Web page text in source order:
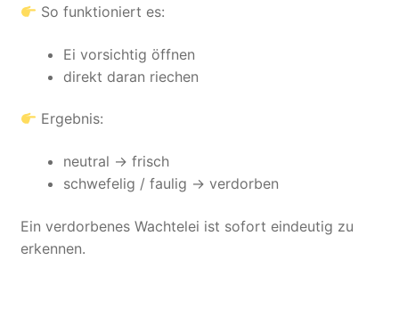
So funktioniert es:
Ei vorsichtig öffnen
direkt daran riechen
Ergebnis:
neutral → frisch
schwefelig / faulig → verdorben
Ein verdorbenes Wachtelei ist sofort eindeutig zu
erkennen.